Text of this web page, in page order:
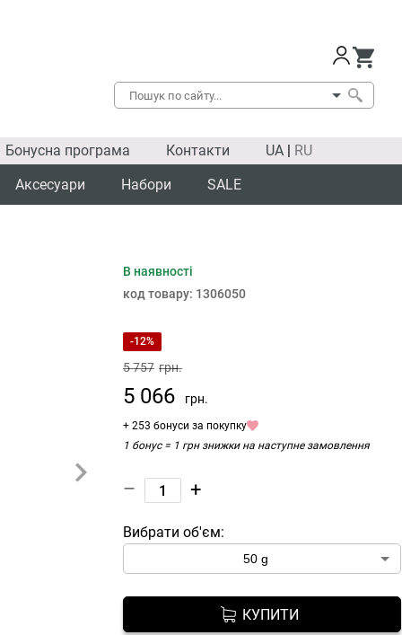
Бонусна програма Контакти UA | RU
Аксесуари Набори SALE
SALE
В наявності
код товару: 1306050
-12%
5 757 грн.
5 066 грн.
+ 253 бонуси за покупку
1 бонус = 1 грн знижки на наступне замовлення
– +
Вибрати об'єм:
КУПИТИ